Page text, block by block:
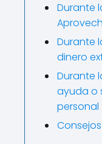
Durante
Durante
dinero
Durante
ayuda o
personal